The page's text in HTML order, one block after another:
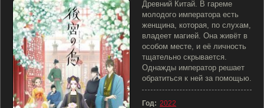
Древний Китай. В гареме
молодого императора есть
женщина, которая, по слухам,
владеет магией. Она живёт в
особом месте, и её личность
тщательно скрывается.
Однажды император решает
обратиться к ней за помощью.
Год: 2022